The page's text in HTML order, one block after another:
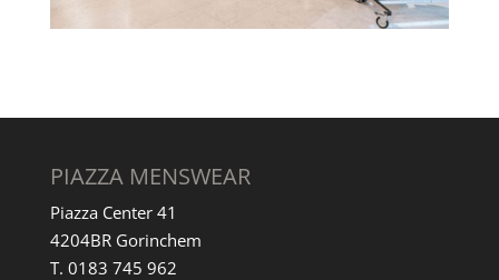
PIAZZA MENSWEAR
Piazza Center 41
4204BR Gorinchem
T. 0183 745 962